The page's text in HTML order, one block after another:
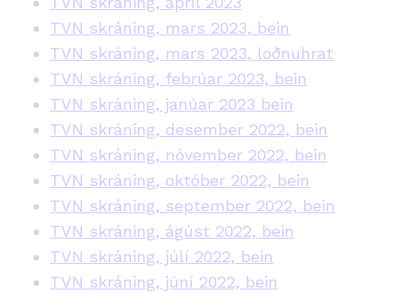
TVN skráning, mars 2023, bein
TVN skráning, mars 2023, loðnuhrat
TVN skráning, febrúar 2023, bein
TVN skráning, janúar 2023 bein
TVN skráning, desember 2022, bein
TVN skráning, nóvember 2022, bein
TVN skráning, október 2022, bein
TVN skráning, september 2022, bein
TVN skráning, ágúst 2022, bein
TVN skráning, júlí 2022, bein
TVN skráning, júní 2022, bein